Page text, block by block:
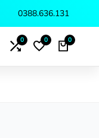
0388.636.131
0 0 0